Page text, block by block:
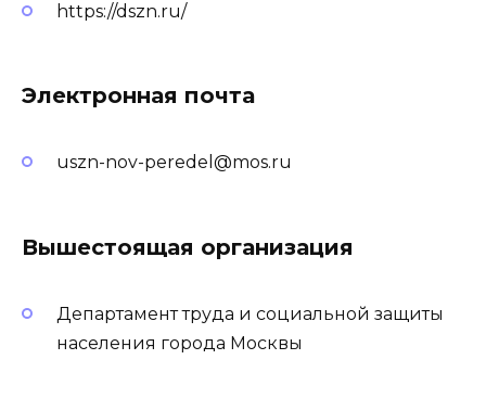
https://dszn.ru/
Электронная почта
uszn-nov-peredel@mos.ru
Вышестоящая организация
Департамент труда и социальной защиты
населения города Москвы